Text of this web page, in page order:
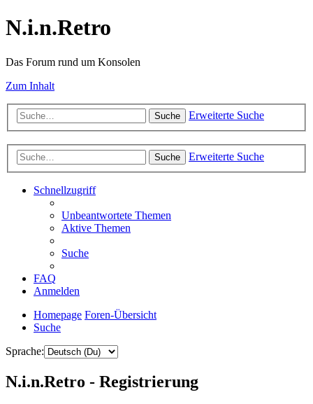
N.i.n.Retro
Das Forum rund um Konsolen
Zum Inhalt
Suche Erweiterte Suche
Suche Erweiterte Suche
Schnellzugriff
Unbeantwortete Themen
Aktive Themen
Suche
FAQ
Anmelden
Homepage Foren-Übersicht
Suche
Sprache:
N.i.n.Retro - Registrierung